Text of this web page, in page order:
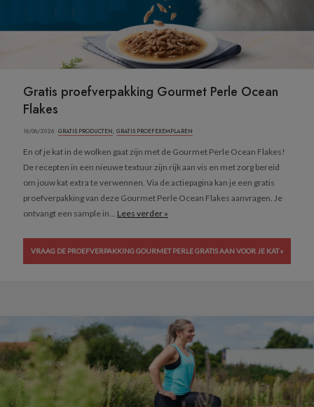
Gratis proefverpakking Gourmet Perle Ocean
Flakes
16/06/2026 ·GRATIS PRODUCTEN, GRATIS PROEFEXEMPLAREN
En of je kat in de wolken gaat zijn met de Gourmet Perle Ocean Flakes!
De recepten in een nieuwe textuur zijn rijk aan vis en met zorg bereid
om jouw kat extra te verwennen. Via de actiepagina kan je een gratis
proefverpakking van deze Gourmet Perle Ocean Flakes aanvragen. Je
ontvangt een sample in... Lees verder »
VRAAG DE PROEFVERPAKKING GOURMET PERLE GRATIS AAN VOOR JE KAT »